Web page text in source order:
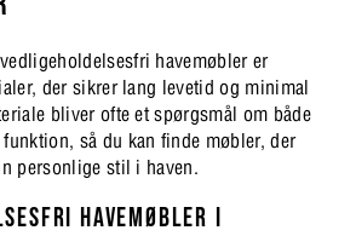
havemøbler er
der sikrer lang levetid og minimal
bliver ofte et spørgsmål om både
så du kan finde møbler, der
personlige stil i haven.
HAVEMØBLER I